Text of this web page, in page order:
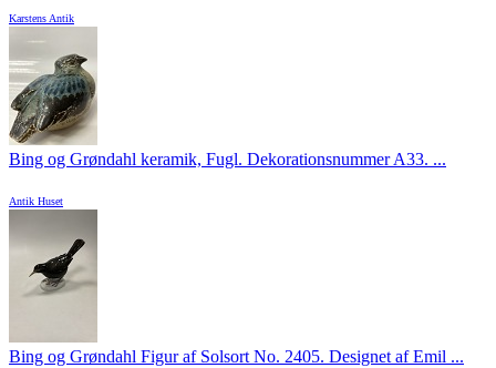
Karstens Antik
Bing og Grøndahl keramik, Fugl. Dekorationsnummer A33. ...
Antik Huset
Bing og Grøndahl Figur af Solsort No. 2405. Designet af Emil ...